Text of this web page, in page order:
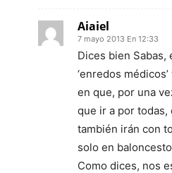
Aiaiel
7 mayo 2013 En 12:33
Dices bien Sabas,
‘enredos
en que, por una
que ir a por
también irán con
solo en
Como dices, nos